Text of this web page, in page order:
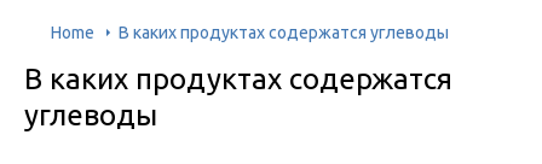
Home В каких продуктах содержатся углеводы
В каких продуктах содержатся
углеводы